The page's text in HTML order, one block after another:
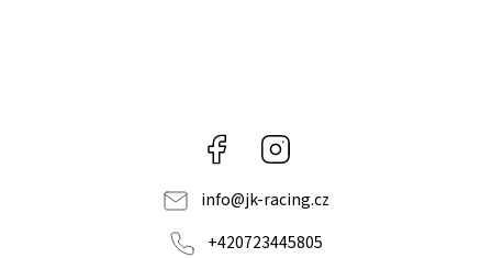
Facebook
info@jk-racing.cz
+420723445805